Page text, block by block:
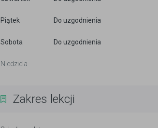
Piątek Do uzgodnienia
Sobota Do uzgodnienia
Niedziela
Zakres lekcji